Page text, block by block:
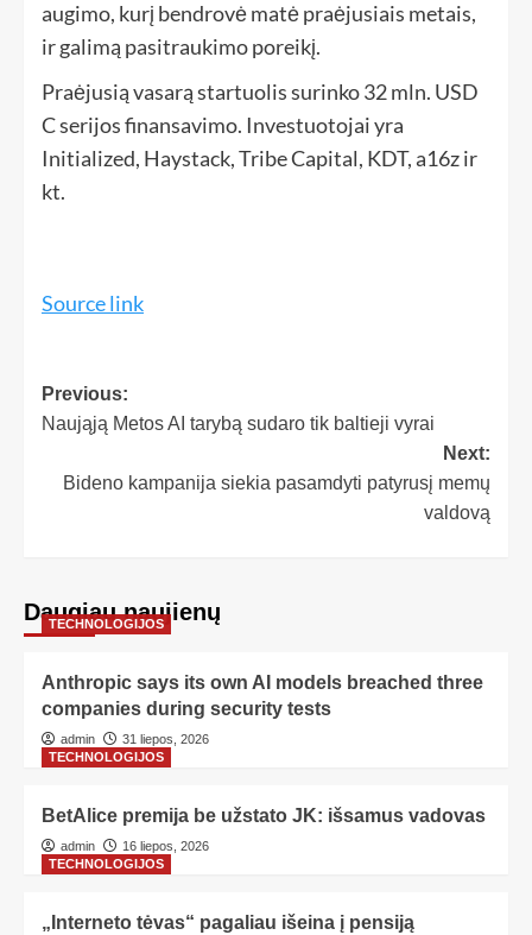
augimo, kurį bendrovė matė praėjusiais metais,
ir galimą pasitraukimo poreikį.
Praėjusią vasarą startuolis surinko 32 mln. USD
C serijos finansavimo. Investuotojai yra
Initialized, Haystack, Tribe Capital, KDT, a16z ir
kt.
Source link
Previous:
Naująją Metos AI tarybą sudaro tik baltieji vyrai
Next:
Bideno kampanija siekia pasamdyti patyrusį memų
valdovą
Daugiau naujienų
TECHNOLOGIJOS
Anthropic says its own AI models breached three
companies during security tests
admin
31 liepos, 2026
TECHNOLOGIJOS
BetAlice premija be užstato JK: išsamus vadovas
admin
16 liepos, 2026
TECHNOLOGIJOS
„Interneto tėvas“ pagaliau išeina į pensiją